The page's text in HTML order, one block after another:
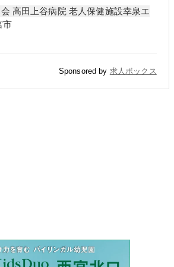
高田上谷病院 老人保健施設幸泉エ
市
Sponsored by 求人ボックス